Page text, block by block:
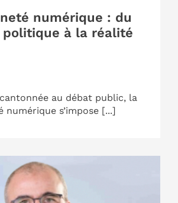
numérique : du
politique à la réalité
au débat public, la
numérique s’impose [...]